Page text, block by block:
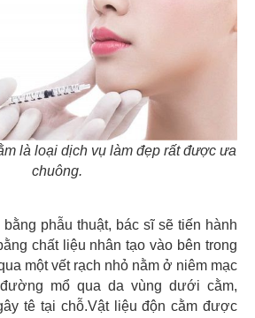
là loại dịch vụ làm đẹp rất được ưa
chuông.
phẫu thuật, bác sĩ sẽ tiến hành
chất liệu nhân tạo vào bên trong
một vết rạch nhỏ nằm ở niêm mạc
mổ qua da vùng dưới cằm,
tê tại chỗ.Vật liệu độn cằm được